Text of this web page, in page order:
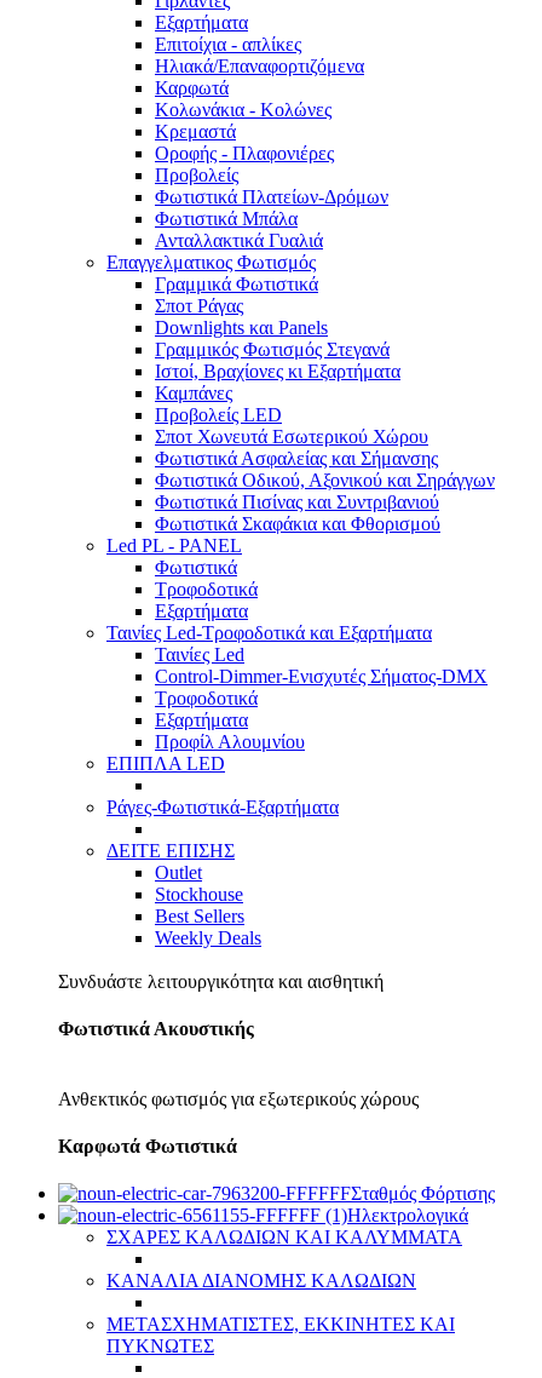
Εξαρτήματα
Επιτοίχια - απλίκες
Ηλιακά/Επαναφορτιζόμενα
Καρφωτά
Κολωνάκια - Κολώνες
Κρεμαστά
Οροφής - Πλαφονιέρες
Προβολείς
Φωτιστικά Πλατείων-Δρόμων
Φωτιστικά Μπάλα
Ανταλλακτικά Γυαλιά
Επαγγελματικος Φωτισμός
Γραμμικά Φωτιστικά
Σποτ Ράγας
Downlights και Panels
Γραμμικός Φωτισμός Στεγανά
Ιστοί, Βραχίονες κι Εξαρτήματα
Καμπάνες
Προβολείς LED
Σποτ Χωνευτά Εσωτερικού Χώρου
Φωτιστικά Ασφαλείας και Σήμανσης
Φωτιστικά Οδικού, Αξονικού και Σηράγγων
Φωτιστικά Πισίνας και Συντριβανιού
Φωτιστικά Σκαφάκια και Φθορισμού
Led PL - PANEL
Φωτιστικά
Τροφοδοτικά
Εξαρτήματα
Ταινίες Led-Τροφοδοτικά και Εξαρτήματα
Ταινίες Led
Control-Dimmer-Ενισχυτές Σήματος-DMX
Τροφοδοτικά
Εξαρτήματα
Προφίλ Αλουμνίου
ΕΠΙΠΛΑ LED
Ράγες-Φωτιστικά-Εξαρτήματα
ΔΕΙΤΕ ΕΠΙΣΗΣ
Outlet
Stockhouse
Best Sellers
Weekly Deals
Συνδυάστε λειτουργικότητα και αισθητική
Φωτιστικά Ακουστικής
Ανθεκτικός φωτισμός για εξωτερικούς χώρους
Καρφωτά Φωτιστικά
Σταθμός Φόρτισης
Ηλεκτρολογικά
ΣΧΑΡΕΣ ΚΑΛΩΔΙΩΝ ΚΑΙ ΚΑΛΥΜΜΑΤΑ
ΚΑΝΑΛΙΑ ΔΙΑΝΟΜΗΣ ΚΑΛΩΔΙΩΝ
ΜΕΤΑΣΧΗΜΑΤΙΣΤΕΣ, ΕΚΚΙΝΗΤΕΣ ΚΑΙ
ΠΥΚΝΩΤΕΣ